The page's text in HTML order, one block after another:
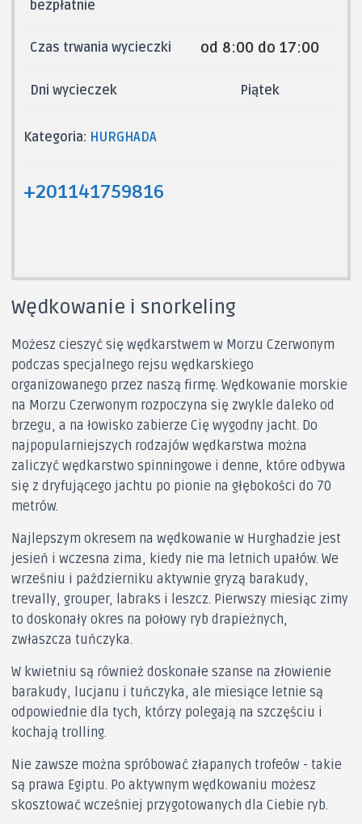
bezpłatnie
Czas trwania wycieczki od 8:00 do 17:00
Dni wycieczek Piątek
Kategoria: HURGHADA
+201141759816
Wędkowanie i snorkeling
Możesz cieszyć się wędkarstwem w Morzu Czerwonym
podczas specjalnego rejsu wędkarskiego
organizowanego przez naszą firmę. Wędkowanie morskie
na Morzu Czerwonym rozpoczyna się zwykle daleko od
brzegu, a na łowisko zabierze Cię wygodny jacht. Do
najpopularniejszych rodzajów wędkarstwa można
zaliczyć wędkarstwo spinningowe i denne, które odbywa
się z dryfującego jachtu po pionie na głębokości do 70
metrów.
Najlepszym okresem na wędkowanie w Hurghadzie jest
jesień i wczesna zima, kiedy nie ma letnich upałów. We
wrześniu i październiku aktywnie gryzą barakudy,
trevally, grouper, labraks i leszcz. Pierwszy miesiąc zimy
to doskonały okres na połowy ryb drapieżnych,
zwłaszcza tuńczyka.
W kwietniu są również doskonałe szanse na złowienie
barakudy, lucjanu i tuńczyka, ale miesiące letnie są
odpowiednie dla tych, którzy polegają na szczęściu i
kochają trolling.
Nie zawsze można spróbować złapanych trofeów - takie
są prawa Egiptu. Po aktywnym wędkowaniu możesz
skosztować wcześniej przygotowanych dla Ciebie ryb.